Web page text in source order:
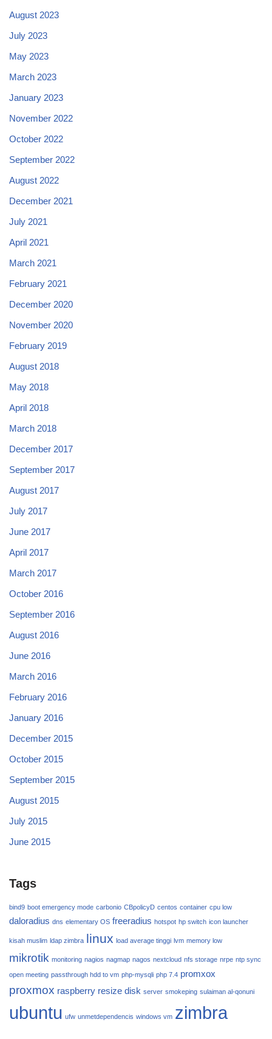
August 2023
July 2023
May 2023
March 2023
January 2023
November 2022
October 2022
September 2022
August 2022
December 2021
July 2021
April 2021
March 2021
February 2021
December 2020
November 2020
February 2019
August 2018
May 2018
April 2018
March 2018
December 2017
September 2017
August 2017
July 2017
June 2017
April 2017
March 2017
October 2016
September 2016
August 2016
June 2016
March 2016
February 2016
January 2016
December 2015
October 2015
September 2015
August 2015
July 2015
June 2015
Tags
bind9 boot emergency mode carbonio CBpolicyD centos container cpu low
daloradius dns elementary OS freeradius hotspot hp switch icon launcher
kisah muslim ldap zimbra linux load average tinggi lvm memory low
mikrotik monitoring nagios nagmap nagos nextcloud nfs storage nrpe ntp sync
open meeting passthrough hdd to vm php-mysqli php 7.4 promxox
proxmox raspberry resize disk server smokeping sulaiman al-qonuni
ubuntu ufw unmetdependencis windows vm zimbra